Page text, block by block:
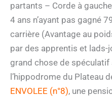
partants – Corde à
4 ans n’ayant pas gagné
carrière (Avantage au
par des apprentis et lads-
grand chose de spéculatif
l’hippodrome du Plateau
ENVOLEE (n°8), une